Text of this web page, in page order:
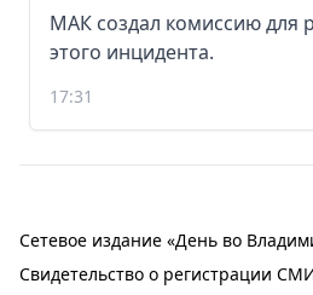
МАК создал комиссию для
этого инцидента.
17:31
Сетевое издание «День во
Свидетельство о регистрации